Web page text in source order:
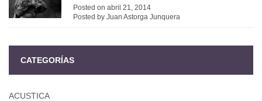
Posted on abril 21, 2014
Posted by Juan Astorga Junquera
CATEGORÍAS
ACUSTICA